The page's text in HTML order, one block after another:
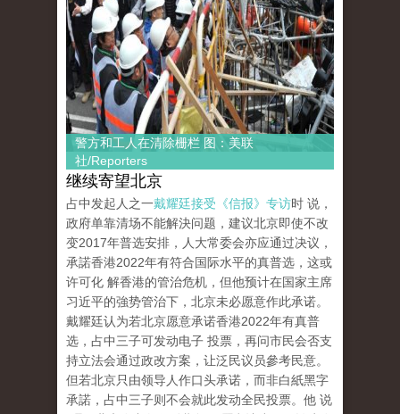
警方和工人在清除栅栏 图：美联
社/Reporters
继续寄望北京
占中发起人之一戴耀廷接受《信报》专访时 说，
政府单靠清场不能解決问题，建议北京即使不改
变2017年普选安排，人大常委会亦应通过决议，
承諾香港2022年有符合国际水平的真普选，这或
许可化 解香港的管治危机，但他预计在国家主席
习近平的強势管治下，北京未必愿意作此承诺。
戴耀廷认为若北京愿意承诺香港2022年有真普
选，占中三子可发动电子 投票，再问市民会否支
持立法会通过政改方案，让泛民议员參考民意。
但若北京只由领导人作口头承诺，而非白紙黑字
承諾，占中三子则不会就此发动全民投票。他 说